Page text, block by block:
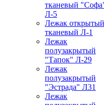
тканевый
Л-5
Лежак открытый
тканевый Л-1
Лежак
полузакрытый
"Тапок" Л-29
Лежак
полузакрытый
"Эстрада" Л31
Лежак